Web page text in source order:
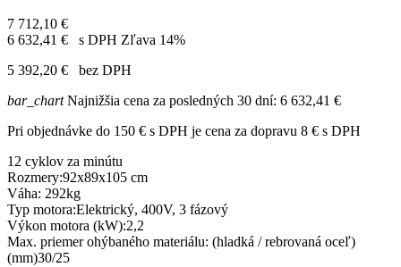
7 712,10 €
6 632,41 €
s DPH Zľava 14%
5 392,20 €
bez DPH
bar_chartNajnižšia cena za posledných 30 dní: 6 632,41 €
Pri objednávke do 150 € s DPH je cena za dopravu 8 € s DPH
12 cyklov za minútu
Rozmery:92x89x105 cm
Váha: 292kg
Typ motora:Elektrický, 400V, 3 fázový
Výkon motora (kW):2,2
Max. priemer ohýbaného materiálu: (hladká / rebrovaná oceľ)
(mm)30/25